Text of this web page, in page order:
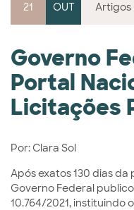
21 OUT Artigos
Governo
Portal
Licitações
Por: Clara Sol
Após exatos 130 dias da
Governo Federal
10.764/2021, instituindo